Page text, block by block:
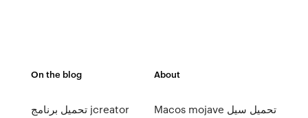
On the blog
تحميل برنامج jcreator
About
Macos mojave تحميل سيل